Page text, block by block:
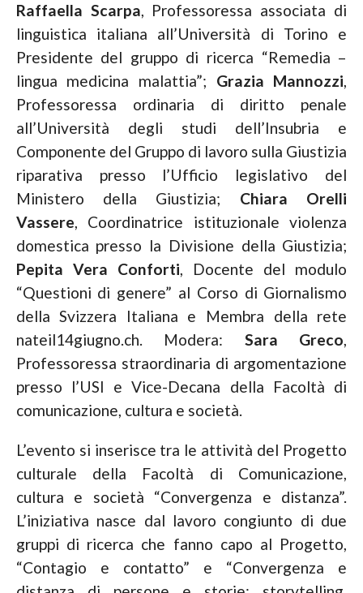
Raffaella Scarpa, Professoressa associata di
linguistica italiana all’Università di Torino e
Presidente del gruppo di ricerca “Remedia –
lingua medicina malattia”; Grazia Mannozzi,
Professoressa ordinaria di diritto penale
all’Università degli studi dell’Insubria e
Componente del Gruppo di lavoro sulla Giustizia
riparativa presso l’Ufficio legislativo del
Ministero della Giustizia; Chiara Orelli
Vassere, Coordinatrice istituzionale violenza
domestica presso la Divisione della Giustizia;
Pepita Vera Conforti, Docente del modulo
“Questioni di genere” al Corso di Giornalismo
della Svizzera Italiana e Membra della rete
nateil14giugno.ch. Modera: Sara Greco,
Professoressa straordinaria di argomentazione
presso l’USI e Vice-Decana della Facoltà di
comunicazione, cultura e società.
L’evento si inserisce tra le attività del Progetto
culturale della Facoltà di Comunicazione,
cultura e società “Convergenza e distanza”.
L’iniziativa nasce dal lavoro congiunto di due
gruppi di ricerca che fanno capo al Progetto,
“Contagio e contatto” e “Convergenza e